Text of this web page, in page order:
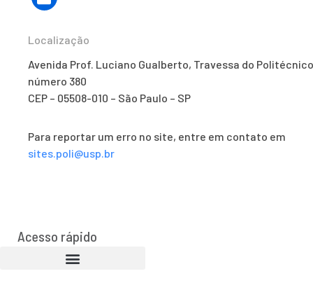
Localização
Avenida Prof. Luciano Gualberto, Travessa do
número 380
CEP – 05508-010 – São Paulo – SP
Para reportar um erro no site, entre em contato em
sites.poli@usp.br
Acesso rápido